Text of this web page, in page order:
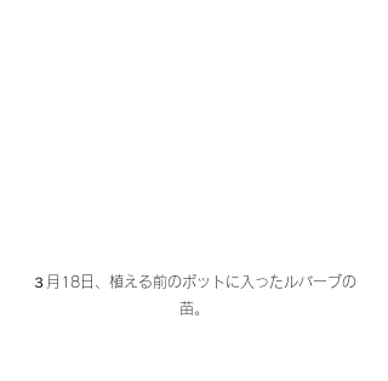
３月18日、植える前のポットに入ったルバーブの
苗。